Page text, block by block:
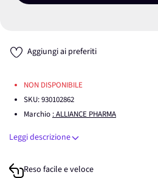
Aggiungi ai preferiti
NON DISPONIBILE
SKU:930102862
Marchio : ALLIANCE PHARMA
Leggi descrizione
Reso facile e veloce